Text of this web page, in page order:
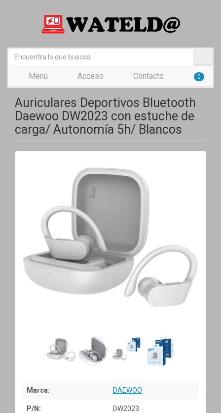
Menú Acceso Contacto 0
Auriculares Deportivos Bluetooth
Daewoo DW2023 con estuche de
carga/ Autonomía 5h/ Blancos
Marca: DAEWOO
P/N: DW2023